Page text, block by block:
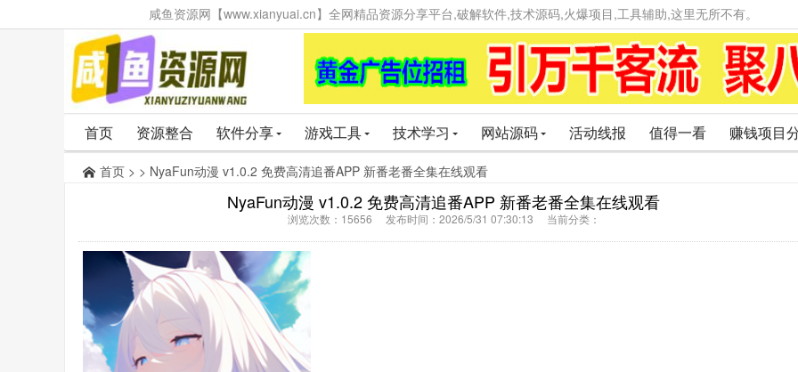
咸鱼资源网【www.xianyuai.cn】全网精品资源分享平台,破解软件,技术源码,火爆项目,工具辅助,这里无所不有。
首页 资源整合 软件分享 游戏工具 技术学习 网站源码 活动线报 值得一看 赚钱项目
首页 > > NyaFun动漫 v1.0.2 免费高清追番APP 新番老番全集在线观看
NyaFun动漫 v1.0.2 免费高清追番APP 新番老番全集在线观看
浏览次数：15656 发布时间：2026/5/31 07:30:13 当前分类：